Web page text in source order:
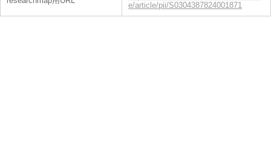
e/article/pii/S0304387824001871